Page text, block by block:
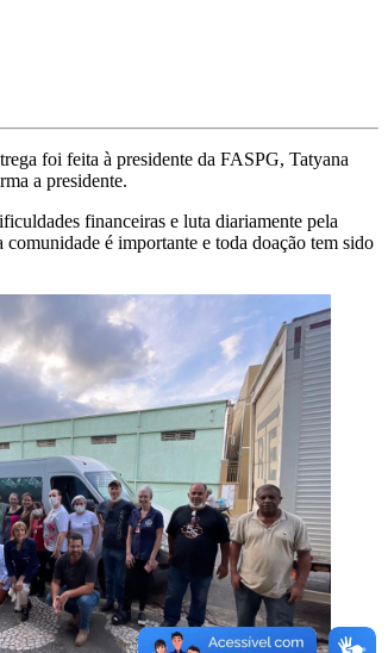
foi feita à presidente da FASPG, Tatyana
a presidente.
financeiras e luta diariamente pela
é importante e toda doação tem sido